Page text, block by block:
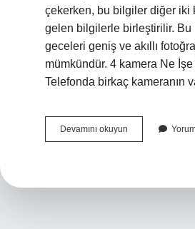
çekerken, bu bilgiler diğer iki
gelen bilgilerle birleştirilir. Bu
geceleri geniş ve akıllı
mümkündür. 4 kamera Ne İşe
Telefonda birkaç kameranın
Devamını okuyun
Kamera